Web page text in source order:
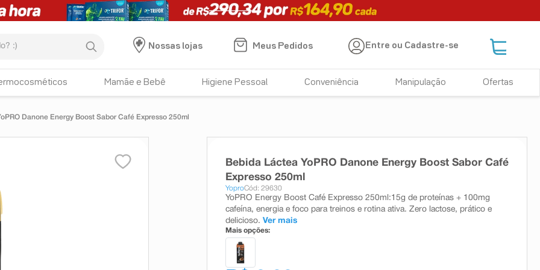
Nossas lojas
Meus Pedidos Entre ou Cadastre-se
Mamãe e Bebê Higiene Pessoal Conveniência Manipulação Ofertas
Danone Energy Boost Sabor Café Expresso 250ml
Bebida Láctea YoPRO Danone Energy Boost Sabor Café
Expresso 250ml
YoproCód: 29630
YoPRO Energy Boost Café Expresso 250ml:15g de proteínas + 100mg
cafeína, energia e foco para treinos e rotina ativa. Zero lactose, prático e
delicioso. Ver mais
Mais opções: